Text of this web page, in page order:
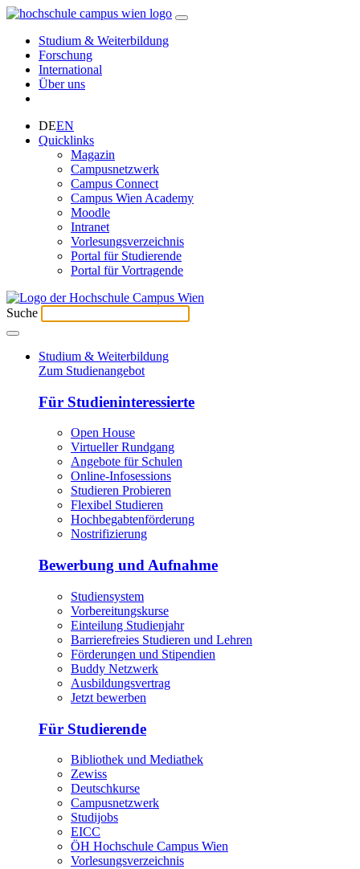
Studium & Weiterbildung
Forschung
International
Über uns
DEEN
Quicklinks
Magazin
Campusnetzwerk
Campus Connect
Campus Wien Academy
Moodle
Intranet
Vorlesungsverzeichnis
Portal für Studierende
Portal für Vortragende
Suche
Studium & Weiterbildung
Zum Studienangebot
Für Studieninteressierte
Open House
Virtueller Rundgang
Angebote für Schulen
Online-Infosessions
Studieren Probieren
Flexibel Studieren
Hochbegabtenförderung
Nostrifizierung
Bewerbung und Aufnahme
Studiensystem
Vorbereitungskurse
Einteilung Studienjahr
Barrierefreies Studieren und Lehren
Förderungen und Stipendien
Buddy Netzwerk
Ausbildungsvertrag
Jetzt bewerben
Für Studierende
Bibliothek und Mediathek
Zewiss
Deutschkurse
Campusnetzwerk
Studijobs
EICC
ÖH Hochschule Campus Wien
Vorlesungsverzeichnis